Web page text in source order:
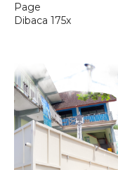
Page
Dibaca 175x